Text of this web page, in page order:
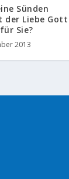
Sünden
der Liebe Gott
Sie?
2013